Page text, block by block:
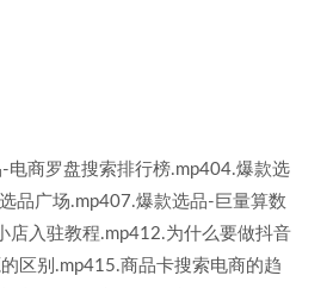
商罗盘搜索排行榜.mp404.爆款选
品广场.mp407.爆款选品-巨量算数
店入驻教程.mp412.为什么要做抖音
区别.mp415.商品卡搜索电商的趋